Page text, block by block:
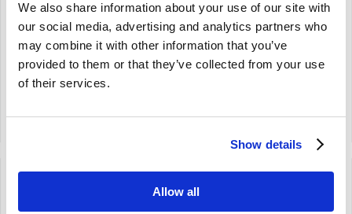
We also share information about your use of our site with
our social media, advertising and analytics partners who
may combine it with other information that you’ve
provided to them or that they’ve collected from your use
of their services.
Show details
Allow all
142 144 145
B20
€25,00
25,00Exkl. MwSt
€6,50